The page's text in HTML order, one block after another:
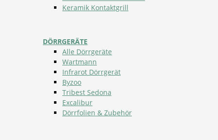
Keramik Kontaktgrill
DÖRRGERÄTE
Alle Dörrgeräte
Wartmann
Infrarot Dörrgerät
Byzoo
Tribest Sedona
Excalibur
Dörrfolien & Zubehör